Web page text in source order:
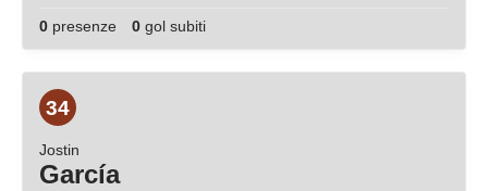
0 presenze 0 gol subiti
34
Jostin
García